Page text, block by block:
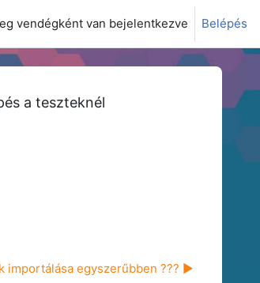
vendégként van bejelentkezve Belépés
a teszteknél
importálása egyszerűbben ??? ▶︎